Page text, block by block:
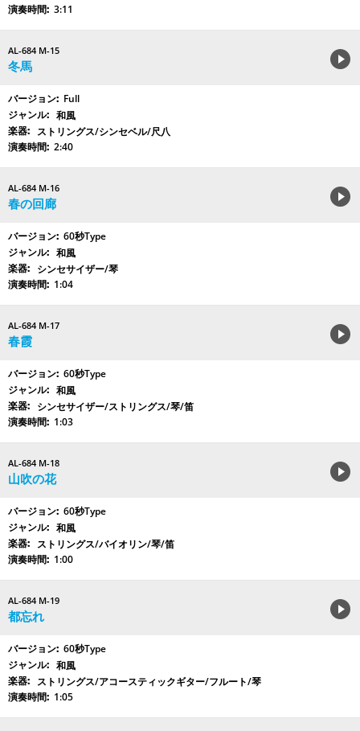
3:11
AL-684 M-15
冬馬
Full
和風
ストリングス/シンセベル/尺八
2:40
AL-684 M-16
春の回廊
60秒Type
和風
シンセサイザー/琴
1:04
AL-684 M-17
春霞
60秒Type
和風
シンセサイザー/ストリングス/琴/笛
1:03
AL-684 M-18
山吹の花
60秒Type
和風
ストリングス/バイオリン/琴/笛
1:00
AL-684 M-19
都忘れ
60秒Type
和風
ストリングス/アコースティックギター/フルート/琴
1:05